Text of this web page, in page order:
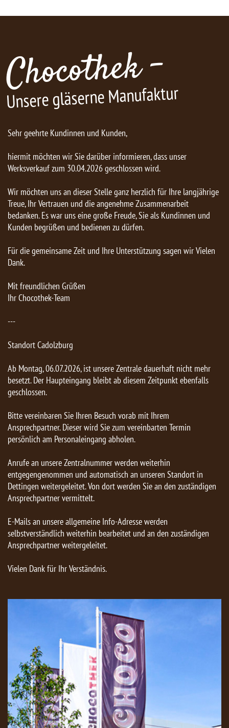
Chocothek -
Unsere gläserne Manufaktur
Sehr geehrte Kundinnen und Kunden,
hiermit möchten wir Sie darüber informieren, dass unser
Werksverkauf zum 30.04.2026 geschlossen wird.
Wir möchten uns an dieser Stelle ganz herzlich für Ihre langjährige
Treue, Ihr Vertrauen und die angenehme Zusammenarbeit
bedanken. Es war uns eine große Freude, Sie als Kundinnen und
Kunden begrüßen und bedienen zu dürfen.
Für die gemeinsame Zeit und Ihre Unterstützung sagen wir Vielen
Dank.
Mit freundlichen Grüßen
Ihr Chocothek-Team
---
Standort Cadolzburg
Ab Montag, 06.07.2026, ist unsere Zentrale dauerhaft nicht mehr
besetzt. Der Haupteingang bleibt ab diesem Zeitpunkt ebenfalls
geschlossen.
Bitte vereinbaren Sie Ihren Besuch vorab mit Ihrem
Ansprechpartner. Dieser wird Sie zum vereinbarten Termin
persönlich am Personaleingang abholen.
Anrufe an unsere Zentralnummer werden weiterhin
entgegengenommen und automatisch an unseren Standort in
Dettingen weitergeleitet. Von dort werden Sie an den zuständigen
Ansprechpartner vermittelt.
E-Mails an unsere allgemeine Info-Adresse werden
selbstverständlich weiterhin bearbeitet und an den zuständigen
Ansprechpartner weitergeleitet.
Vielen Dank für Ihr Verständnis.